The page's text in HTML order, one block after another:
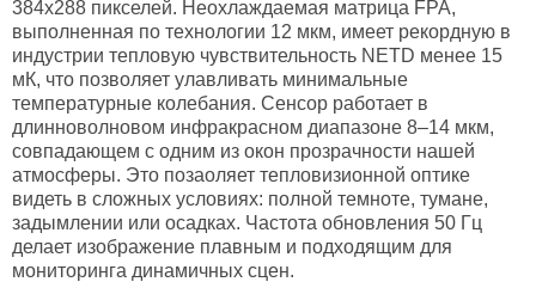
384х288 пикселей. Неохлаждаемая матрица FPA,
выполненная по технологии 12 мкм, имеет рекордную в
индустрии тепловую чувствительность NETD менее 15
мК, что позволяет улавливать минимальные
температурные колебания. Сенсор работает в
длинноволновом инфракрасном диапазоне 8–14 мкм,
совпадающем с одним из окон прозрачности нашей
атмосферы. Это позаоляет тепловизионной оптике
видеть в сложных условиях: полной темноте, тумане,
задымлении или осадках. Частота обновления 50 Гц
делает изображение плавным и подходящим для
мониторинга динамичных сцен.